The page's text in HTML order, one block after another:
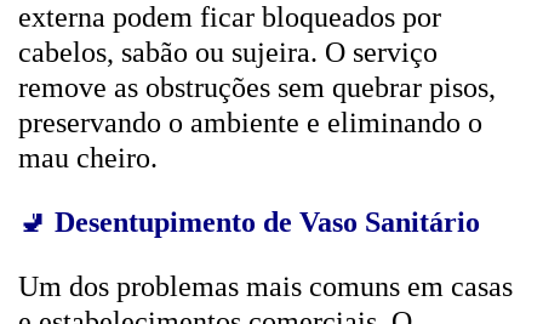
externa podem ficar bloqueados por
cabelos, sabão ou sujeira. O serviço
remove as obstruções sem quebrar pisos,
preservando o ambiente e eliminando o
mau cheiro.
🚽 Desentupimento de Vaso Sanitário
Um dos problemas mais comuns em casas